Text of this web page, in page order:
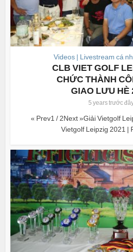
Videos | Livestream cá
CLB VIET GOLF
CHỨC THÀNH
GIAO LƯU HÈ
5 years trước
« Prev1 / 2Next »Giải Vietgolf
Vietgolf Leipzig 2021 |